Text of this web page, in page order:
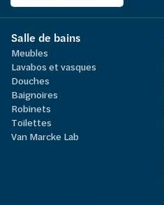
Salle de bains
Meubles
Lavabos et vasques
Douches
Baignoires
Robinets
Toilettes
Van Marcke Lab